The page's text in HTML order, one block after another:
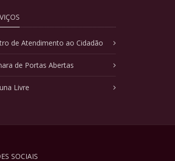
de Atendimento ao Cidadão
de Portas Abertas
Livre
SOCIAIS